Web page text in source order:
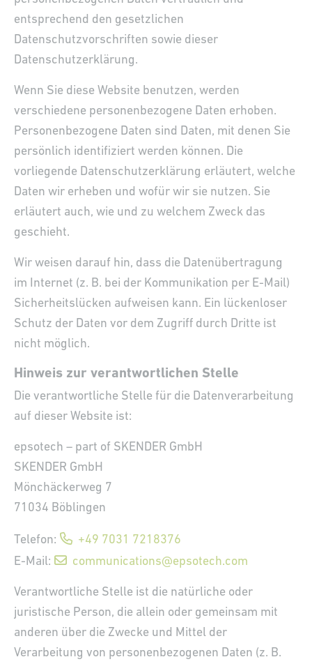
entsprechend den gesetzlichen
Datenschutzvorschriften sowie dieser
Datenschutzerklärung.
Wenn Sie diese Website benutzen, werden
verschiedene personenbezogene Daten erhoben.
Personenbezogene Daten sind Daten, mit denen Sie
persönlich identifiziert werden können. Die
vorliegende Datenschutzerklärung erläutert, welche
Daten wir erheben und wofür wir sie nutzen. Sie
erläutert auch, wie und zu welchem Zweck das
geschieht.
Wir weisen darauf hin, dass die Datenübertragung
im Internet (z. B. bei der Kommunikation per E-Mail)
Sicherheitslücken aufweisen kann. Ein lückenloser
Schutz der Daten vor dem Zugriff durch Dritte ist
nicht möglich.
Hinweis zur verantwortlichen Stelle
Die verantwortliche Stelle für die Datenverarbeitung
auf dieser Website ist:
epsotech – part of SKENDER GmbH
SKENDER GmbH
Mönchäckerweg 7
71034 Böblingen
Telefon:
+49 7031 7218376
E-Mail:
communications@epsotech.com
Verantwortliche Stelle ist die natürliche oder
juristische Person, die allein oder gemeinsam mit
anderen über die Zwecke und Mittel der
Verarbeitung von personenbezogenen Daten (z. B.